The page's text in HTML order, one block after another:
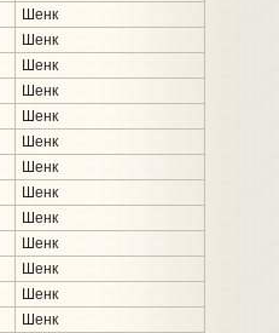
Шенк
Шенк
Шенк
Шенк
Шенк
Шенк
Шенк
Шенк
Шенк
Шенк
Шенк
Шенк
Шенк